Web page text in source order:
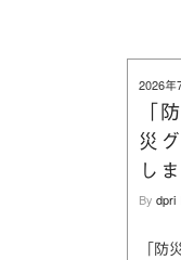
on
2026年
「
災
し
By dpri
「